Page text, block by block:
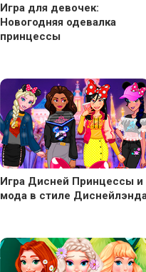
Игра для девочек:
Новогодняя одевалка
принцессы
Игра Дисней Принцессы и
мода в стиле